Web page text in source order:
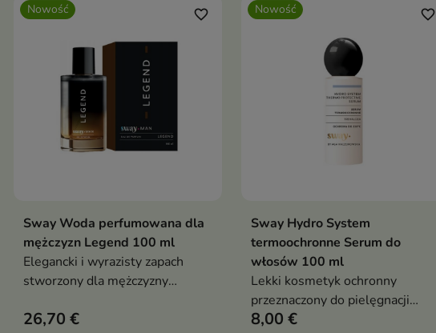
podkreślać swój charakter.
Nowość
Dodaj do koszyka
favorite_border
Sway Woda perfumowana dla
mężczyzn Legend 100 ml
Elegancki i wyrazisty zapach
stworzony dla mężczyzny
klasykę połączoną z
26,70 €
Nowość
Dodaj do koszyka
favorite_border
Sway Hydro System
termoochronne Serum do
włosów 100 ml
Lekki kosmetyk ochronny
przeznaczony do pielęgnacji
włosów narażonych na działanie
8,00 €